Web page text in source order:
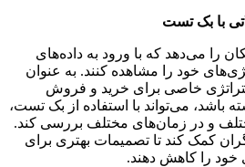
با بک تست
را می‌دهد که با ورود به داده‌های
خود را مشاهده کنند. به عنوان
خاصی برای خرید و فروش
باشد، می‌تواند با استفاده از بک تست،
و در زمان‌های مختلف بررسی کند.
کمک کند تا تصمیمات بهتری برای
خود را کاهش دهند.